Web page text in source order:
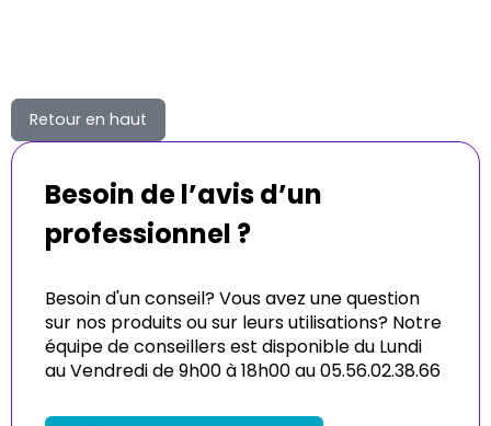
Retour en haut
Besoin de l’avis d’un
professionnel ?
Besoin d'un conseil? Vous avez une question
sur nos produits ou sur leurs utilisations? Notre
équipe de conseillers est disponible du Lundi
au Vendredi de 9h00 à 18h00 au 05.56.02.38.66